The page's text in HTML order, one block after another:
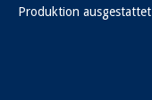
Produktion ausgestattet